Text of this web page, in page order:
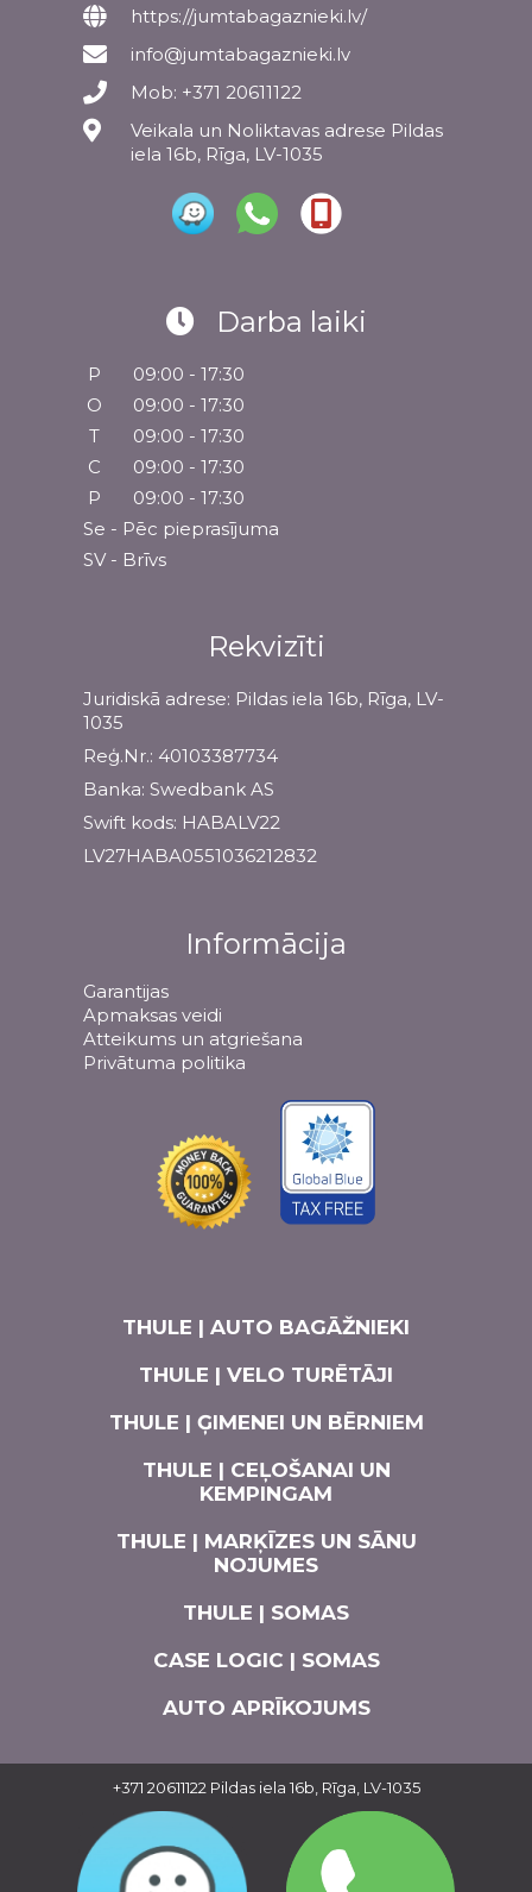
https://jumtabagaznieki.lv/
info@jumtabagaznieki.lv
Mob: +371 20611122
Veikala un Noliktavas adrese Pildas
iela 16b, Rīga, LV-1035
Darba laiki
P
09:00 - 17:30
O
09:00 - 17:30
T
09:00 - 17:30
C
09:00 - 17:30
P
09:00 - 17:30
Se - Pēc pieprasījuma
SV - Brīvs
Rekvizīti
Juridiskā adrese: Pildas iela 16b, Rīga, LV-
1035
Reģ.Nr.: 40103387734
Banka: Swedbank AS
Swift kods: HABALV22
LV27HABA0551036212832
Informācija
Garantijas
Apmaksas veidi
Atteikums un atgriešana
Privātuma politika
THULE | AUTO BAGĀŽNIEKI
THULE | VELO TURĒTĀJI
THULE | ĢIMENEI UN BĒRNIEM
THULE | CEĻOŠANAI UN
KEMPINGAM
THULE | MARĶĪZES UN SĀNU
NOJUMES
THULE | SOMAS
CASE LOGIC | SOMAS
AUTO APRĪKOJUMS
+371 20611122 Pildas iela 16b, Rīga, LV-1035